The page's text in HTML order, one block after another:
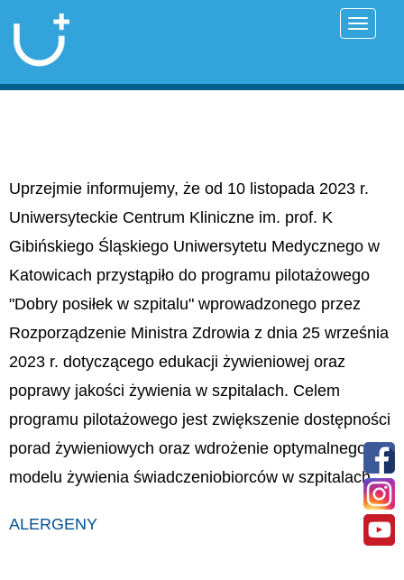
Uprzejmie informujemy, że od 10 listopada 2023 r.
Uniwersyteckie Centrum Kliniczne im. prof. K
Gibińskiego Śląskiego Uniwersytetu Medycznego w
Katowicach przystąpiło do programu pilotażowego
"Dobry posiłek w szpitalu" wprowadzonego przez
Rozporządzenie Ministra Zdrowia z dnia 25 września
2023 r. dotyczącego edukacji żywieniowej oraz
poprawy jakości żywienia w szpitalach. Celem
programu pilotażowego jest zwiększenie dostępności
porad żywieniowych oraz wdrożenie optymalnego
modelu żywienia świadczeniobiorców w szpitalach.
ALERGENY